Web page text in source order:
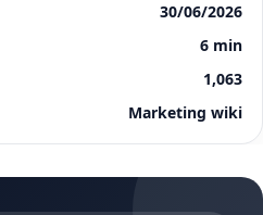
30/06/2026
6 min
1,063
Marketing wiki